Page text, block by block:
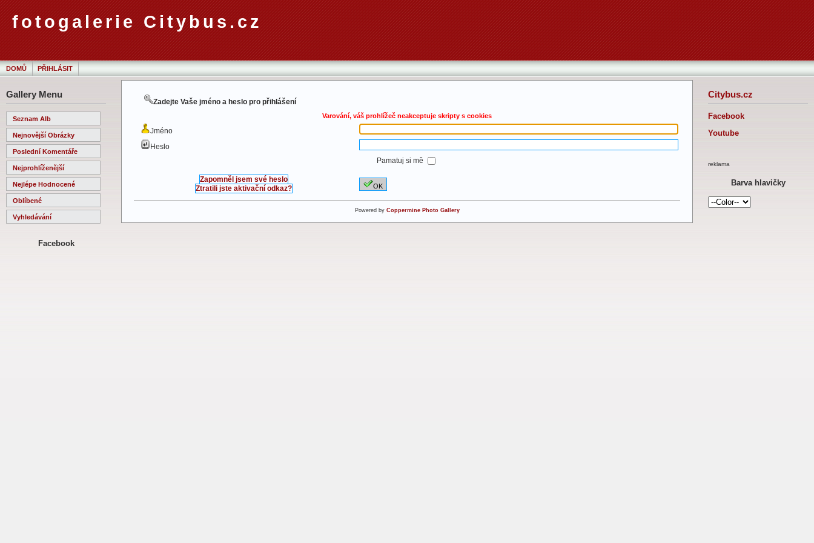
fotogalerie Citybus.cz
DOMŮ PŘIHLÁSIT
Gallery Menu
Seznam Alb
Nejnovější Obrázky
Poslední Komentáře
Nejprohlíženější
Nejlépe Hodnocené
Oblíbené
Vyhledávání
Facebook
Citybus.cz
Facebook
Youtube
reklama
Barva hlavičky
Zadejte Vaše jméno a heslo pro přihlášení
Varování, váš prohlížeč neakceptuje skripty s cookies
Jméno
Heslo
Pamatuj si mě
Zapomněl jsem své heslo
Ztratili jste aktivační odkaz?
OK
Powered by Coppermine Photo Gallery